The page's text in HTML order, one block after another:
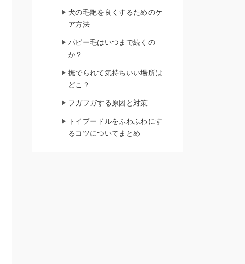
犬の毛艶を良くするためのケ
ア方法
パピー毛はいつまで続くの
か？
撫でられて気持ちいい場所は
どこ？
フガフガする原因と対策
トイプードルをふわふわにす
るコツについてまとめ